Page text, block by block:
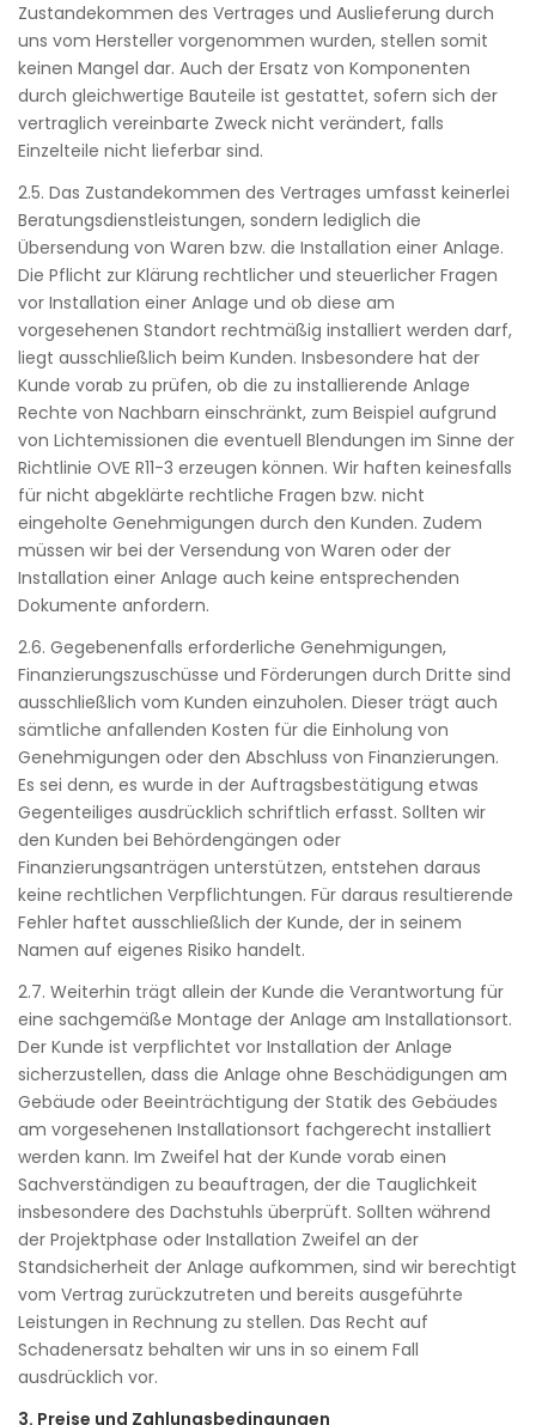
Zustandekommen des Vertrages und Auslieferung durch
uns vom Hersteller vorgenommen wurden, stellen somit
keinen Mangel dar. Auch der Ersatz von Komponenten
durch gleichwertige Bauteile ist gestattet, sofern sich der
vertraglich vereinbarte Zweck nicht verändert, falls
Einzelteile nicht lieferbar sind.
2.5. Das Zustandekommen des Vertrages umfasst keinerlei
Beratungsdienstleistungen, sondern lediglich die
Übersendung von Waren bzw. die Installation einer Anlage.
Die Pflicht zur Klärung rechtlicher und steuerlicher Fragen
vor Installation einer Anlage und ob diese am
vorgesehenen Standort rechtmäßig installiert werden darf,
liegt ausschließlich beim Kunden. Insbesondere hat der
Kunde vorab zu prüfen, ob die zu installierende Anlage
Rechte von Nachbarn einschränkt, zum Beispiel aufgrund
von Lichtemissionen die eventuell Blendungen im Sinne der
Richtlinie OVE R11-3 erzeugen können. Wir haften keinesfalls
für nicht abgeklärte rechtliche Fragen bzw. nicht
eingeholte Genehmigungen durch den Kunden. Zudem
müssen wir bei der Versendung von Waren oder der
Installation einer Anlage auch keine entsprechenden
Dokumente anfordern.
2.6. Gegebenenfalls erforderliche Genehmigungen,
Finanzierungszuschüsse und Förderungen durch Dritte sind
ausschließlich vom Kunden einzuholen. Dieser trägt auch
sämtliche anfallenden Kosten für die Einholung von
Genehmigungen oder den Abschluss von Finanzierungen.
Es sei denn, es wurde in der Auftragsbestätigung etwas
Gegenteiliges ausdrücklich schriftlich erfasst. Sollten wir
den Kunden bei Behördengängen oder
Finanzierungsanträgen unterstützen, entstehen daraus
keine rechtlichen Verpflichtungen. Für daraus resultierende
Fehler haftet ausschließlich der Kunde, der in seinem
Namen auf eigenes Risiko handelt.
2.7. Weiterhin trägt allein der Kunde die Verantwortung für
eine sachgemäße Montage der Anlage am Installationsort.
Der Kunde ist verpflichtet vor Installation der Anlage
sicherzustellen, dass die Anlage ohne Beschädigungen am
Gebäude oder Beeinträchtigung der Statik des Gebäudes
am vorgesehenen Installationsort fachgerecht installiert
werden kann. Im Zweifel hat der Kunde vorab einen
Sachverständigen zu beauftragen, der die Tauglichkeit
insbesondere des Dachstuhls überprüft. Sollten während
der Projektphase oder Installation Zweifel an der
Standsicherheit der Anlage aufkommen, sind wir berechtigt
vom Vertrag zurückzutreten und bereits ausgeführte
Leistungen in Rechnung zu stellen. Das Recht auf
Schadenersatz behalten wir uns in so einem Fall
ausdrücklich vor.
3. Preise und Zahlungsbedingungen